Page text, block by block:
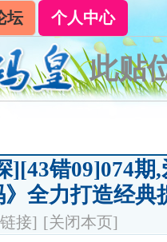
坛 个人中心
此贴
][43错09]074
全力打造经典
接] [关闭本页]